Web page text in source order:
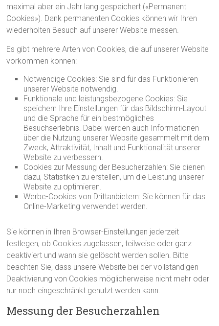
maximal aber ein Jahr lang gespeichert («Permanent
Cookies»). Dank permanenten Cookies können wir Ihren
wiederholten Besuch auf unserer Website messen.
Es gibt mehrere Arten von Cookies, die auf unserer Website
vorkommen können:
Notwendige Cookies: Sie sind für das Funktionieren
unserer Website notwendig.
Funktionale und leistungsbezogene Cookies: Sie
speichern Ihre Einstellungen für das Bildschirm-Layout
und die Sprache für ein bestmögliches
Besuchserlebnis. Dabei werden auch Informationen
über die Nutzung unserer Website gesammelt mit dem
Zweck, Attraktivität, Inhalt und Funktionalität unserer
Website zu verbessern.
Cookies zur Messung der Besucherzahlen: Sie dienen
dazu, Statistiken zu erstellen, um die Leistung unserer
Website zu optimieren.
Werbe-Cookies von Drittanbietern: Sie können für das
Online-Marketing verwendet werden.
Sie können in Ihren Browser-Einstellungen jederzeit
festlegen, ob Cookies zugelassen, teilweise oder ganz
deaktiviert und wann sie gelöscht werden sollen. Bitte
beachten Sie, dass unsere Website bei der vollständigen
Deaktivierung von Cookies möglicherweise nicht mehr oder
nur noch eingeschränkt genutzt werden kann.
Messung der Besucherzahlen